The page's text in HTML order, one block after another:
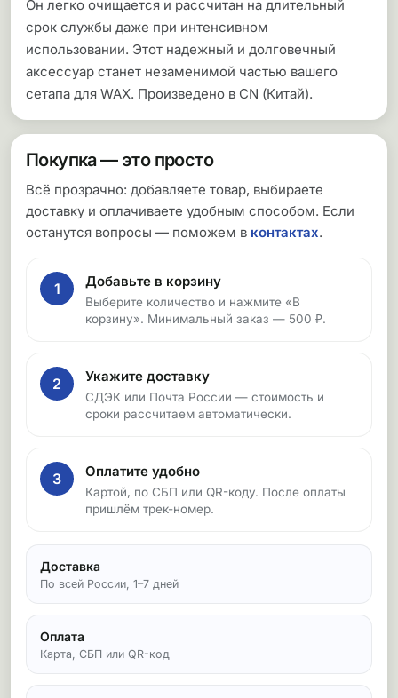
Он легко очищается и рассчитан на длительный
срок службы даже при интенсивном
использовании. Этот надежный и долговечный
аксессуар станет незаменимой частью вашего
сетапа для WAX. Произведено в CN (Китай).
Покупка — это просто
Всё прозрачно: добавляете товар, выбираете
доставку и оплачиваете удобным способом. Если
останутся вопросы — поможем в контактах.
1 Добавьте в корзину
Выберите количество и нажмите «В
корзину». Минимальный заказ — 500 ₽.
2 Укажите доставку
СДЭК или Почта России — стоимость и
сроки рассчитаем автоматически.
3 Оплатите удобно
Картой, по СБП или QR-коду. После оплаты
пришлём трек-номер.
Доставка
По всей России, 1–7 дней
Оплата
Карта, СБП или QR-код